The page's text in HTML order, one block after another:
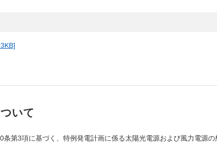
いて
第3項に基づく、特例発電計画に係る太陽光電源および風力電源の